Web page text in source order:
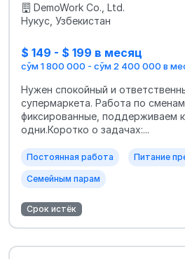
DemoWork Co., Ltd.
Нукус, Узбекистан
$ 149 - $ 199 в месяц
сўм 1 800 000 - сўм 2 400 000 в
Нужен спокойный и
супермаркета. Работа по
фиксированные, поддерживаем
одни.Коротко о задачах:...
Постоянная работа Питание
Семейным парам
Срок истёк